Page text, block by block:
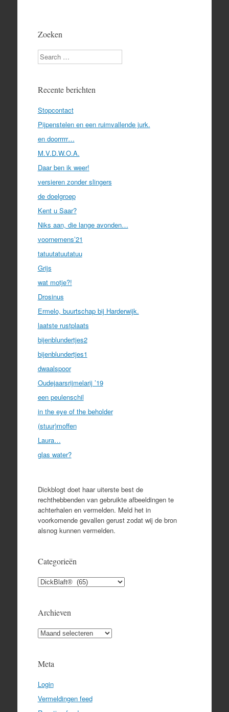
Zoeken
Search
Recente berichten
Stopcontact
Pijpenstelen en een ruimvallende jurk.
en doorrrrr…
M.V.D.W.O.A.
Daar ben ik weer!
versieren zonder slingers
de doelgroep
Kent u Saar?
Niks aan, die lange avonden…
voornemens’21
tatuutatuutatuu
Grijs
wat motje?!
Drosinus
Ermelo, buurtschap bij Harderwijk.
laatste rustplaats
bijenblundertjes2
bijenblundertjes1
dwaalspoor
Oudejaarsrijmelarij ’19
een peulenschil
in the eye of the beholder
(stuur)moffen
Laura…
glas water?
Dickblogt doet haar uiterste best de
rechthebbenden van gebruikte afbeeldingen te
achterhalen en vermelden. Meld het in
voorkomende gevallen gerust zodat wij de bron
alsnog kunnen vermelden.
Categorieën
Categorieën
Archieven
Archieven
Meta
Login
Vermeldingen feed